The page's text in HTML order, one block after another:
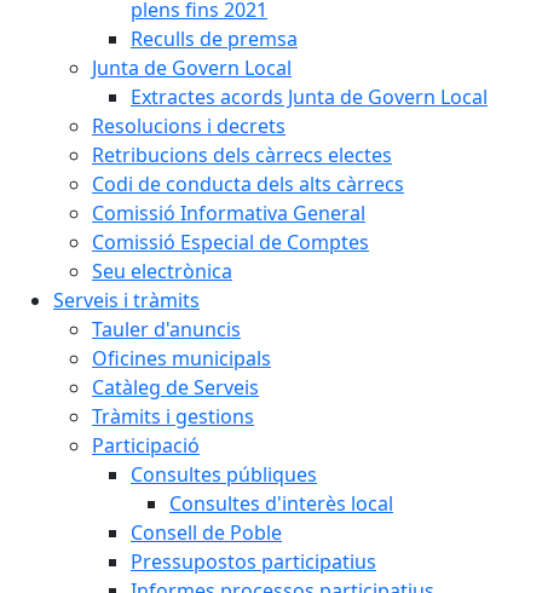
plens fins 2021
Reculls de premsa
Junta de Govern Local
Extractes acords Junta de Govern Local
Resolucions i decrets
Retribucions dels càrrecs electes
Codi de conducta dels alts càrrecs
Comissió Informativa General
Comissió Especial de Comptes
Seu electrònica
Serveis i tràmits
Tauler d'anuncis
Oficines municipals
Catàleg de Serveis
Tràmits i gestions
Participació
Consultes públiques
Consultes d'interès local
Consell de Poble
Pressupostos participatius